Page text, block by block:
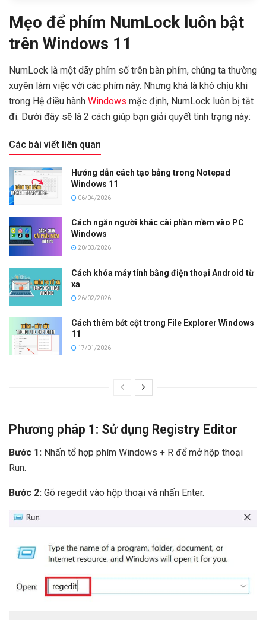
Mẹo để phím NumLock luôn bật
trên Windows 11
NumLock là một dãy phím số trên bàn phím, chúng ta thường
xuyên làm việc với các phím này. Nhưng khá là khó chịu khi
trong Hệ điều hành Windows mặc định, NumLock luôn bị tắt
đi. Dưới đây sẽ là 2 cách giúp bạn giải quyết tình trạng này:
Các bài viết liên quan
Hướng dẫn cách tạo bảng trong Notepad
Windows 11
06/04/2026
Cách ngăn người khác cài phần mềm vào PC
Windows
20/03/2026
Cách khóa máy tính bằng điện thoại Android từ
xa
26/02/2026
Cách thêm bớt cột trong File Explorer Windows
11
17/01/2026
Phương pháp 1: Sử dụng Registry Editor
Bước 1: Nhấn tổ hợp phím Windows + R để mở hộp thoại
Run.
Bước 2: Gõ regedit vào hộp thoại và nhấn Enter.